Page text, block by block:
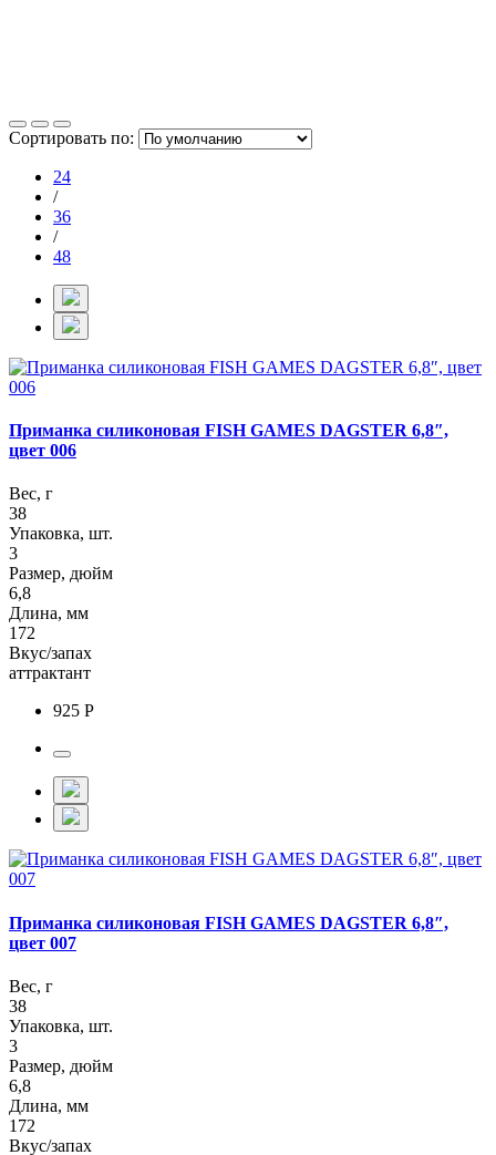
Сортировать по:
24
/
36
/
48
Приманка силиконовая FISH GAMES DAGSTER 6,8″,
цвет 006
Вес, г
38
Упаковка, шт.
3
Размер, дюйм
6,8
Длина, мм
172
Вкус/запах
аттрактант
925 Р
Приманка силиконовая FISH GAMES DAGSTER 6,8″,
цвет 007
Вес, г
38
Упаковка, шт.
3
Размер, дюйм
6,8
Длина, мм
172
Вкус/запах